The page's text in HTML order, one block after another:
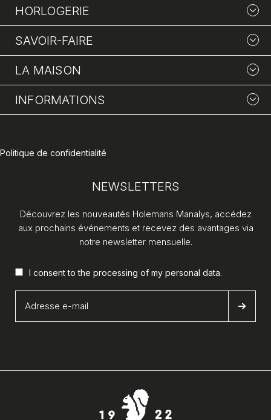
HORLOGERIE
SAVOIR-FAIRE
LA MAISON
INFORMATIONS
Politique de confidentialité
NEWSLETTERS
Découvrez les nouveautés Holemans Manalys, accédez
aux prochains événements et recevez des avantages via
notre newsletter mensuelle.
I consent to the processing of my personal data.